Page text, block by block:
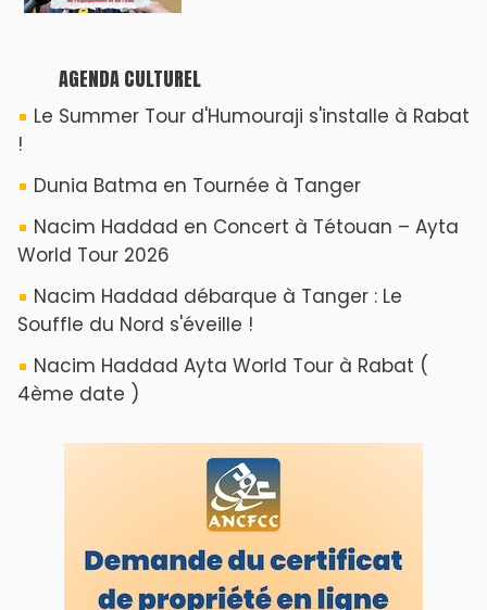
AGENDA CULTUREL
Le Summer Tour d'Humouraji s'installe à Rabat
!
Dunia Batma en Tournée à Tanger
Nacim Haddad en Concert à Tétouan – Ayta
World Tour 2026
Nacim Haddad débarque à Tanger : Le
Souffle du Nord s'éveille !
Nacim Haddad Ayta World Tour à Rabat (
4ème date )